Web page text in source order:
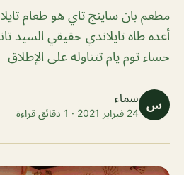
مطعم بان ساينج تاي هو طعام
أعده طاه تايلاندي حقيقي السيد
حساء توم يام تتناوله على الإطلاق
س سماء
24 فبراير 2021 · 1 دقائق قراءة